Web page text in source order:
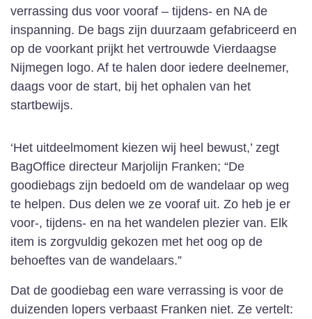
verrassing dus voor vooraf – tijdens- en NA de
inspanning. De bags zijn duurzaam gefabriceerd en
op de voorkant prijkt het vertrouwde Vierdaagse
Nijmegen logo. Af te halen door iedere deelnemer,
daags voor de start, bij het ophalen van het
startbewijs.
‘Het uitdeelmoment kiezen wij heel bewust,’ zegt
BagOffice directeur Marjolijn Franken; “De
goodiebags zijn bedoeld om de wandelaar op weg
te helpen. Dus delen we ze vooraf uit. Zo heb je er
voor-, tijdens- en na het wandelen plezier van. Elk
item is zorgvuldig gekozen met het oog op de
behoeftes van de wandelaars.”
Dat de goodiebag een ware verrassing is voor de
duizenden lopers verbaast Franken niet. Ze vertelt: